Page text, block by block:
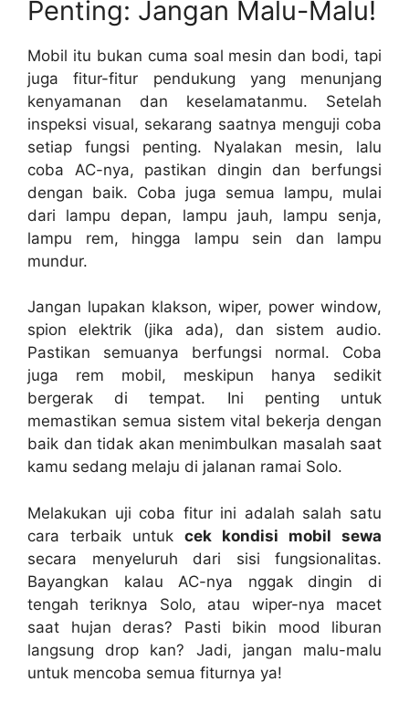
Penting: Jangan Malu-Malu!
Mobil itu bukan cuma soal mesin dan bodi, tapi
juga fitur-fitur pendukung yang menunjang
kenyamanan dan keselamatanmu. Setelah
inspeksi visual, sekarang saatnya menguji coba
setiap fungsi penting. Nyalakan mesin, lalu
coba AC-nya, pastikan dingin dan berfungsi
dengan baik. Coba juga semua lampu, mulai
dari lampu depan, lampu jauh, lampu senja,
lampu rem, hingga lampu sein dan lampu
mundur.
Jangan lupakan klakson, wiper, power window,
spion elektrik (jika ada), dan sistem audio.
Pastikan semuanya berfungsi normal. Coba
juga rem mobil, meskipun hanya sedikit
bergerak di tempat. Ini penting untuk
memastikan semua sistem vital bekerja dengan
baik dan tidak akan menimbulkan masalah saat
kamu sedang melaju di jalanan ramai Solo.
Melakukan uji coba fitur ini adalah salah satu
cara terbaik untuk cek kondisi mobil sewa
secara menyeluruh dari sisi fungsionalitas.
Bayangkan kalau AC-nya nggak dingin di
tengah teriknya Solo, atau wiper-nya macet
saat hujan deras? Pasti bikin mood liburan
langsung drop kan? Jadi, jangan malu-malu
untuk mencoba semua fiturnya ya!